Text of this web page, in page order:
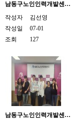
남동구노인인력개발센…
작성자
김선영
작성일
07-01
조회
127
남동구노인인력개발센…